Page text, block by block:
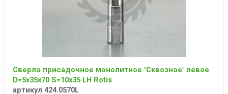
Сверло присадочное монолитное "Сквозное" левое
D=5x35x70 S=10x35 LH Rotis
артикул 424.0570L